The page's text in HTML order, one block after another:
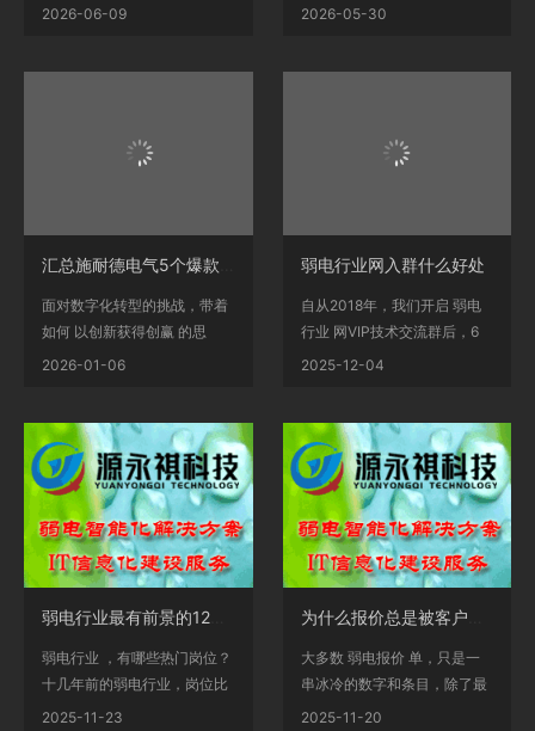
1.2箱体尺寸图 4 1.3摄...
2026-06-09
填写“用户名”:admin->:填写
2026-05-30
面对数字化转型的挑战，带着
如何 以创新获得创赢 的思
考，施耐德电气联合工...
2026-01-06
弱电行业网入群什么好处
自从2018年，我们开启 弱电
行业 网VIP技术交流群后，6
年来，已经有五千多名弱...
2025-12-04
弱电行业 ，有哪些热门岗位？
十几年前的弱电行业，岗位比
较单一，而到了今...
2025-11-23
大多数 弱电报价 单，只是一
串冰冷的数字和条目，除了最
终的总价，其它的也...
2025-11-20